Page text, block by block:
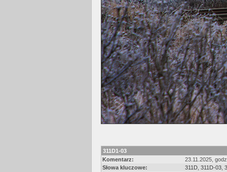
311D1-03
Komentarz:
23.11.2025,
Słowa kluczowe:
311D 311D-03